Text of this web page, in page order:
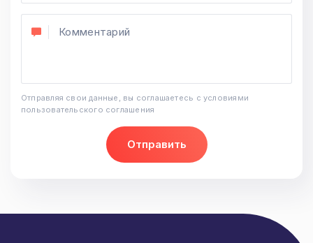
Отправить
Отправляя свои данные, вы соглашаетесь с условиями
пользовательского соглашения